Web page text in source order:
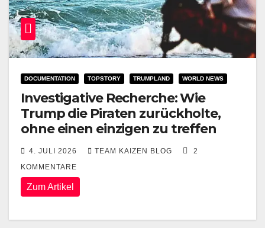
DOCUMENTATION TOPSTORY TRUMPLAND WORLD NEWS
Investigative Recherche: Wie
Trump die Piraten zurückholte,
ohne einen einzigen zu treffen
4. JULI 2026 TEAM KAIZEN BLOG
2
KOMMENTARE
Zum Artikel